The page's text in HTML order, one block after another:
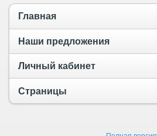
Главная
Наши предложения
Личный кабинет
Страницы